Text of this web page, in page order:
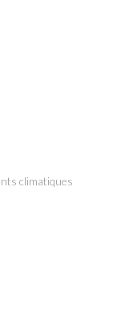
climatiques